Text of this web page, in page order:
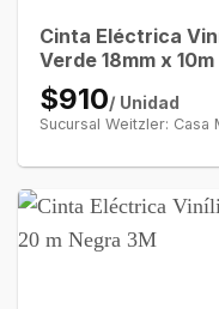
Cinta Eléctrica
Verde 18mm x 10m
$910/ Unidad
Sucursal Weitzler: Casa